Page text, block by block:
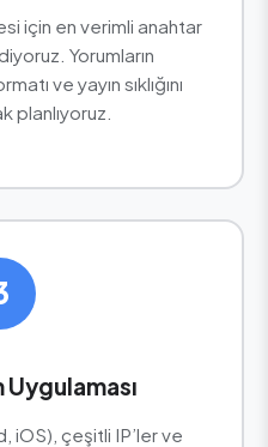
için en verimli anahtar
Yorumların
ve yayın sıklığını
planlıyoruz.
iOS), çeşitli IP’ler ve